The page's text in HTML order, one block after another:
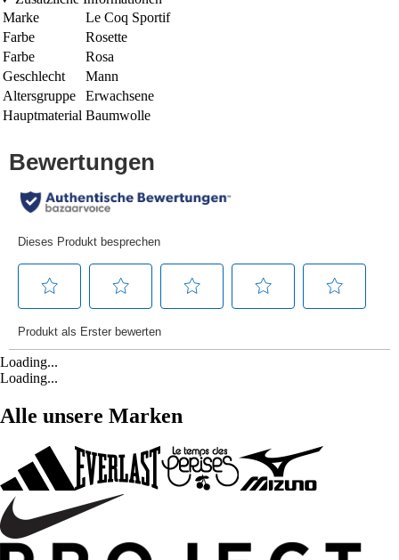
Marke
Le Coq Sportif
Farbe
Rosette
Farbe
Rosa
Geschlecht
Mann
Altersgruppe
Erwachsene
Hauptmaterial Baumwolle
Loading...
Loading...
Alle unsere Marken